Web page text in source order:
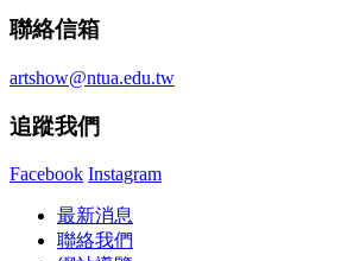
聯絡信箱
artshow@ntua.edu.tw
追蹤我們
Facebook Instagram
最新消息
聯絡我們